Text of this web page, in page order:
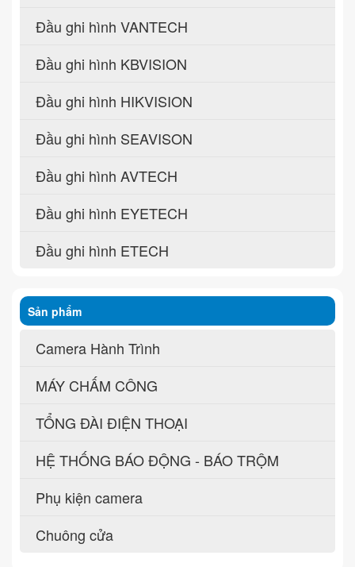
Đầu ghi hình VANTECH
Đầu ghi hình KBVISION
Đầu ghi hình HIKVISION
Đầu ghi hình SEAVISON
Đầu ghi hình AVTECH
Đầu ghi hình EYETECH
Đầu ghi hình ETECH
Sản phẩm
Camera Hành Trình
MÁY CHẤM CÔNG
TỔNG ĐÀI ĐIỆN THOẠI
HỆ THỐNG BÁO ĐỘNG - BÁO TRỘM
Phụ kiện camera
Chuông cửa